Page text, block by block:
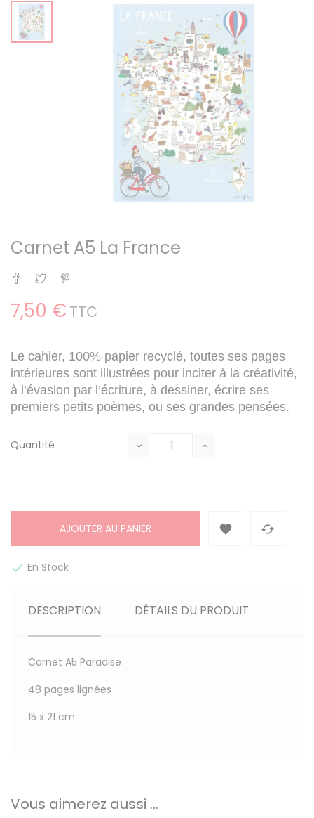
Carnet A5 La France
Partager
Tweet
7,50 € TTC
Le cahier, 100% papier recyclé, toutes ses pages
intérieures sont illustrées pour inciter à la créativité,
à l’évasion par l’écriture, à dessiner, écrire ses
premiers petits poèmes, ou ses grandes pensées.
Quantité
AJOUTER AU PANIER  
 En Stock
DESCRIPTION DÉTAILS DU PRODUIT
Carnet A5 Paradise
48 pages lignées
15 x 21 cm
Vous aimerez aussi ...